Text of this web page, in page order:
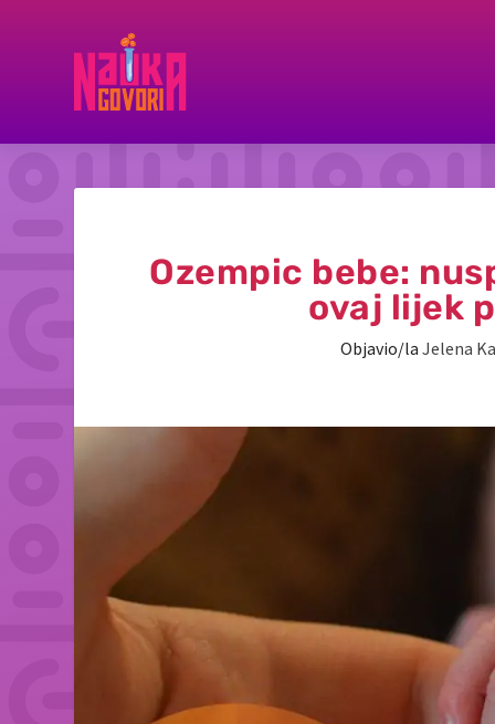
Ozempic bebe:
ovaj lijek
Objavio/laJelena